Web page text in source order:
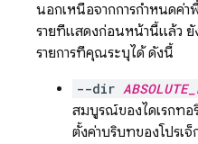
นอกเหนือจากการกำหนดค่
รายที่แสดงก่อนหน้านี้แล้ว ยั
รายการที่คุณระบุได้ ดังนี้
--dir
สมบูรณ์ของไดเรกทอ
ตั้งค่าบริบทของโปรเจ็